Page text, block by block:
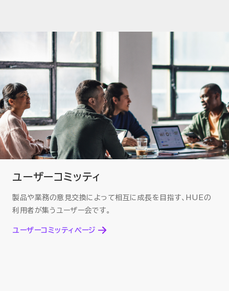
ユーザーコミッティ
製品や業務の意見交換によって相互に成長を目指す、 HUEの
利用者が集うユーザー会です。
ユーザーコミッティページ